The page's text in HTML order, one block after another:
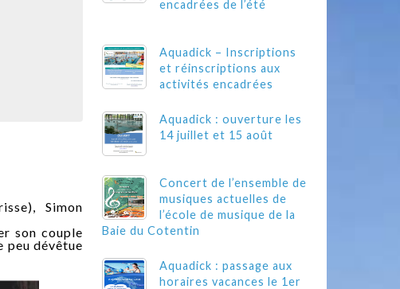
Simon
son couple
peu dévêtue
encadrées de l’été
Aquadick – Inscriptions
et réinscriptions aux
activités encadrées
Aquadick : ouverture les
14 juillet et 15 août
Concert de l’ensemble de
musiques actuelles de
l’école de musique de la
Baie du Cotentin
Aquadick : passage aux
horaires vacances le 1er